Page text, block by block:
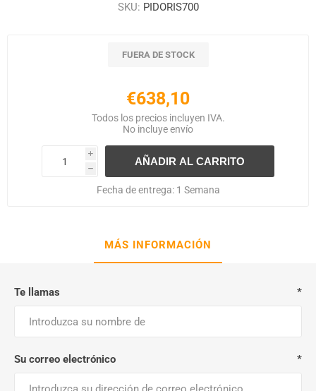
SKU: PIDORIS700
FUERA DE STOCK
€638,10
Todos los precios incluyen IVA.
No incluyeenvío
i
h
Fecha de entrega: 1 Semana
MÁS INFORMACIÓN
Te llamas *
Su correo electrónico *